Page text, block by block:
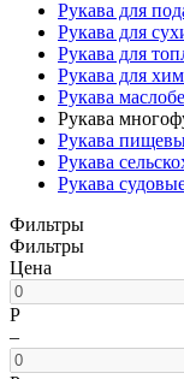
Рукава для
Рукава для
Рукава для
Рукава для
Рукава
Рукава
Рукава
Рукава
Рукава
Фильтры
Фильтры
Цена
Р
–